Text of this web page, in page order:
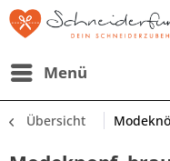
Menü
Übersicht